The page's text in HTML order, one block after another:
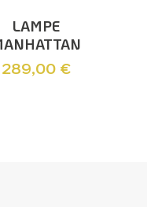
Ajouter Au
Panier
LAMPE
289,00 €